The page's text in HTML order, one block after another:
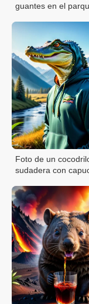
guantes en el
Foto de un
sudadera con